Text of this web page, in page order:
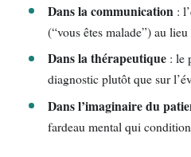
Dans la communication :
(“vous êtes malade”) au
Dans la thérapeutique : le
diagnostic plutôt que sur
Dans l’imaginaire du
fardeau mental qui